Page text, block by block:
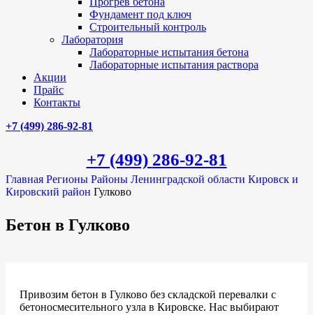
Фундамент под ключ
Строительный контроль
Лаборатория
Лабораторные испытания бетона
Лабораторные испытания раствора
Акции
Прайс
Контакты
+7 (499) 286-92-81
+7 (499) 286-92-81
Главная Регионы Районы Ленинградской области Кировск и
Кировский район Гулково
Бетон в Гулково
Привозим бетон в Гулково без складской перевалки с
бетоносмесительного узла в Кировске. Нас выбирают